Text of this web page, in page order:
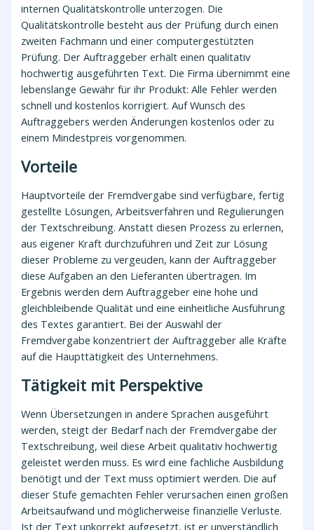
internen Qualitätskontrolle unterzogen. Die
Qualitätskontrolle besteht aus der Prüfung durch einen
zweiten Fachmann und einer computergestützten
Prüfung. Der Auftraggeber erhält einen qualitativ
hochwertig ausgeführten Text. Die Firma übernimmt eine
lebenslange Gewähr für ihr Produkt: Alle Fehler werden
schnell und kostenlos korrigiert. Auf Wunsch des
Auftraggebers werden Änderungen kostenlos oder zu
einem Mindestpreis vorgenommen.
Vorteile
Hauptvorteile der Fremdvergabe sind verfügbare, fertig
gestellte Lösungen, Arbeitsverfahren und Regulierungen
der Textschreibung. Anstatt diesen Prozess zu erlernen,
aus eigener Kraft durchzuführen und Zeit zur Lösung
dieser Probleme zu vergeuden, kann der Auftraggeber
diese Aufgaben an den Lieferanten übertragen. Im
Ergebnis werden dem Auftraggeber eine hohe und
gleichbleibende Qualität und eine einheitliche Ausführung
des Textes garantiert. Bei der Auswahl der
Fremdvergabe konzentriert der Auftraggeber alle Kräfte
auf die Haupttätigkeit des Unternehmens.
Tätigkeit mit Perspektive
Wenn Übersetzungen in andere Sprachen ausgeführt
werden, steigt der Bedarf nach der Fremdvergabe der
Textschreibung, weil diese Arbeit qualitativ hochwertig
geleistet werden muss. Es wird eine fachliche Ausbildung
benötigt und der Text muss optimiert werden. Die auf
dieser Stufe gemachten Fehler verursachen einen großen
Arbeitsaufwand und möglicherweise finanzielle Verluste.
Ist der Text unkorrekt aufgesetzt, ist er unverständlich